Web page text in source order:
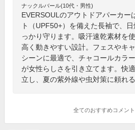
ナックルバール(10代・男性)
EVERSOULのアウトドアパーカー
ト（UPF50+）を備えた長袖で、
っかり守ります。吸汗速乾素材を
高く動きやすい設計。フェスやキ
シーンに最適で、チャコールカラ
が女性らしさを引き立てます。快
立し、夏の紫外線や虫対策に頼れる
全てのおすすめコメント